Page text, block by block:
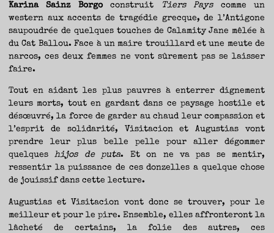
Karina Sainz Borgo construit Tiers Payscomme un
western aux accents de tragédie grecque, de l’Antigone
saupoudrée de quelques touches de Calamity Jane mêlée à
du Cat Ballou. Face à un maire trouillard et une meute de
narcos, ces deux femmes ne vont sûrement pas se laisser
faire.
Tout en aidant les plus pauvres à enterrer dignement
leurs morts, tout en gardant dans ce paysage hostile et
désœuvré, la force de garder au chaud leur compassion et
l’esprit de solidarité, Visitacion et Augustias vont
prendre leur plus belle pelle pour aller dégommer
quelqueshijos de puta. Et on ne va pas se mentir,
ressentir la puissance de ces donzelles a quelque chose
de jouissif dans cette lecture.
Augustias et Visitacion vont donc se trouver, pour le
meilleur et pour le pire. Ensemble, elles affronteront la
lâcheté de certains, la folie des autres, ces